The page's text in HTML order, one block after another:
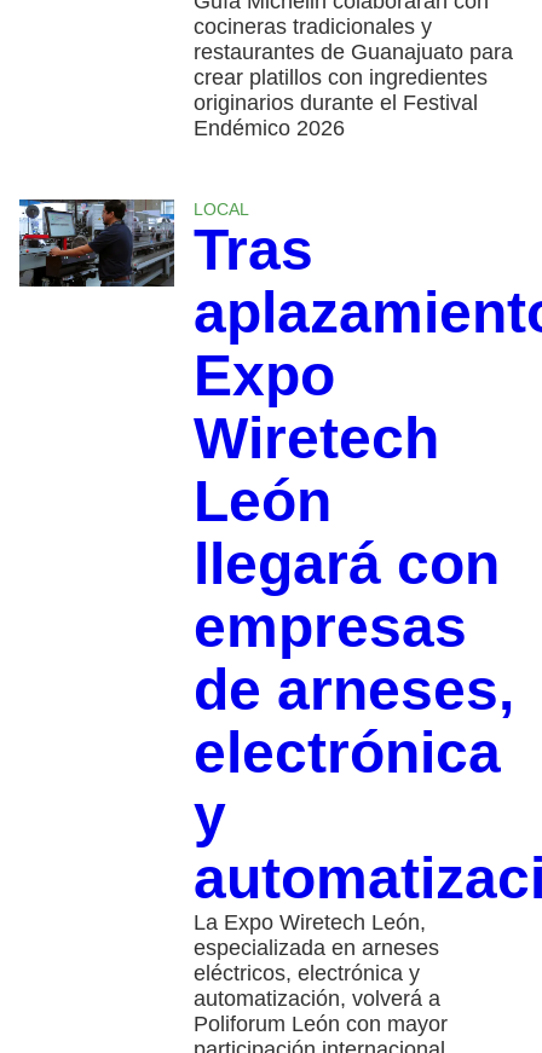
cocineras tradicionales y
restaurantes de Guanajuato para
crear platillos con ingredientes
originarios durante el Festival
Endémico 2026
LOCAL
Tras
Expo
Wiretech
León
llegará con
empresas
de arneses,
electrónica
y
La Expo Wiretech León,
especializada en arneses
eléctricos, electrónica y
automatización, volverá a
Poliforum León con mayor